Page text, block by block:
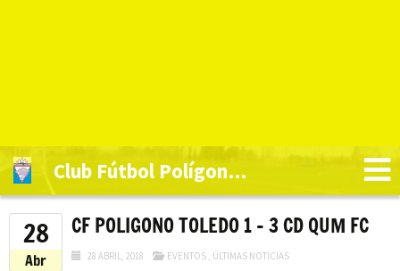
Club Fútbol Polígono Toledo
28
Abr
CF POLIGONO TOLEDO 1 – 3 CD QUM FC
28 ABRIL, 2018 EVENTOS , ÚLTIMAS NOTICIAS